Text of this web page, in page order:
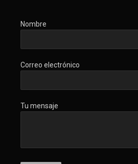
Nombre
Correo electrónico
Tu mensaje